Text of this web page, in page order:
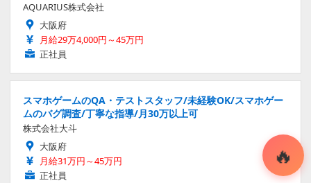
AQUARIUS株式会社
大阪府
月給29万4,000円～45万円
正社員
スマホゲームのQA・テストスタッフ/未経験OK/スマホゲー
ムのバグ調査/丁寧な指導/月30万以上可
株式会社大斗
大阪府
月給31万円～45万円
正社員